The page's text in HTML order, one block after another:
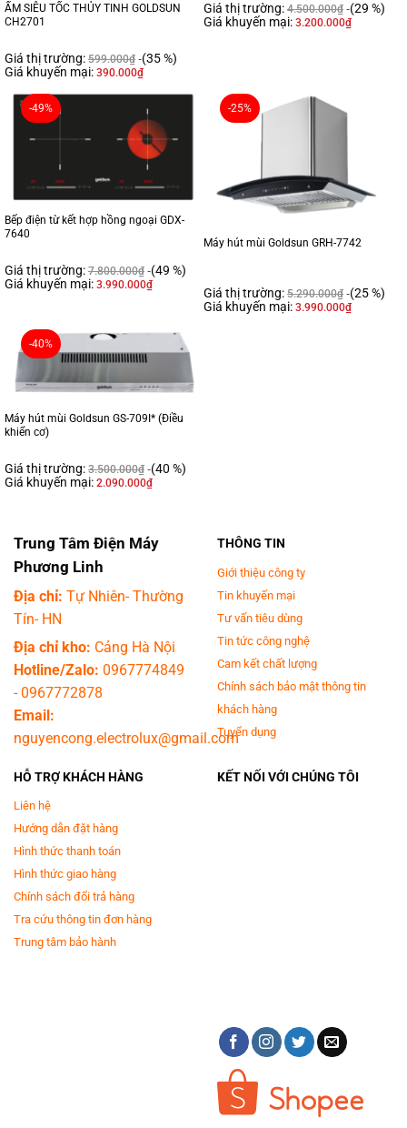
ẤM SIÊU TỐC THỦY TINH GOLDSUN
CH2701
Giá thị trường: 599.000₫ (35 %)
Giá khuyến mại: 390.000₫
Giá thị trường: 4.500.000₫ (29 %)
Giá khuyến mại: 3.200.000₫
-49%
Bếp điện từ kết hợp hồng ngoại GDX-
7640
Giá thị trường: 7.800.000₫ (49 %)
Giá khuyến mại: 3.990.000₫
-25%
Máy hút mùi Goldsun GRH-7742
Giá thị trường: 5.290.000₫ (25 %)
Giá khuyến mại: 3.990.000₫
-40%
Máy hút mùi Goldsun GS-709I* (Điều
khiển cơ)
Giá thị trường: 3.500.000₫ (40 %)
Giá khuyến mại: 2.090.000₫
Trung Tâm Điện Máy
Phương Linh
Địa chỉ: Tự Nhiên- Thường
Tín- HN
Địa chỉ kho: Cảng Hà Nội
Hotline/Zalo: 0967774849
-0967772878
Email:
nguyencong.electrolux@gmail.com
THÔNG TIN
Giới thiệu công ty
Tin khuyến mại
Tư vấn tiêu dùng
Tin tức công nghệ
Cam kết chất lượng
Chính sách bảo mật thông tin
khách hàng
Tuyển dụng
HỖ TRỢ KHÁCH HÀNG
Liên hệ
Hướng dẫn đặt hàng
Hình thức thanh toán
Hình thức giao hàng
Chính sách đổi trả hàng
Tra cứu thông tin đơn hàng
Trung tâm bảo hành
KẾT NỐI VỚI CHÚNG TÔI